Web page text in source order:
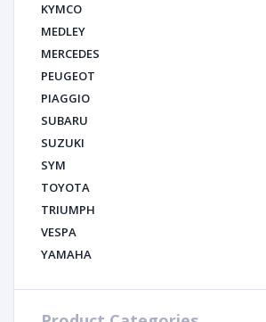
KYMCO
MEDLEY
MERCEDES
PEUGEOT
PIAGGIO
SUBARU
SUZUKI
SYM
TOYOTA
TRIUMPH
VESPA
YAMAHA